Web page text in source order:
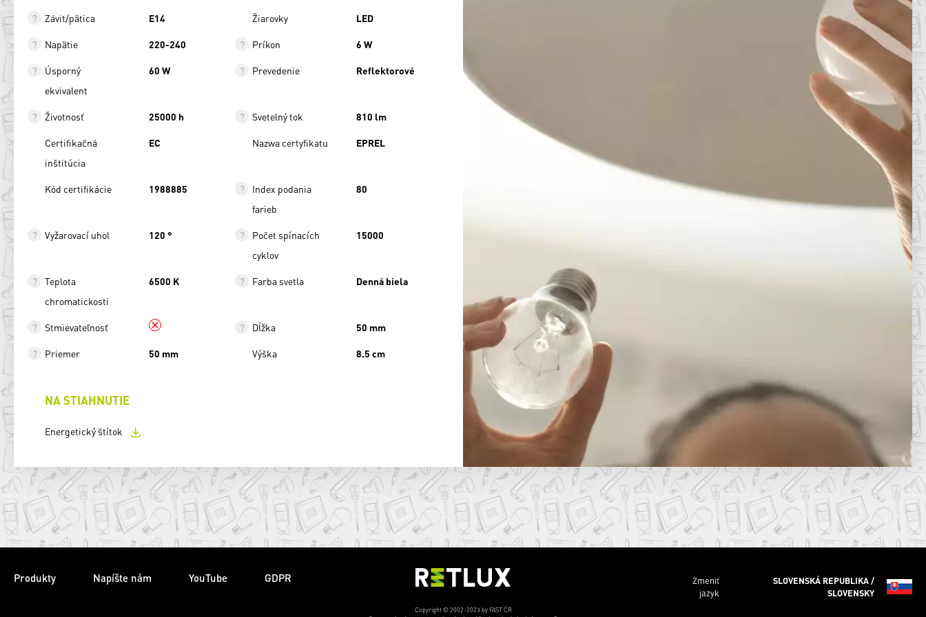
Závit/pätica E14 Žiarovky LED
Napätie 220-240 Príkon 6 W
Úsporný
ekvivalent
60 W Prevedenie Reflektorové
Životnosť 25000 h Svetelný tok 810 lm
Certifikačná
inštitúcia
EC Nazwa certyfikatu EPREL
Kód certifikácie 1988885
Index podania
farieb
80
Vyžarovací uhol 120 °
Počet spínacích
cyklov
15000
Teplota
chromatickosti
6500 K Farba svetla Denná biela
Stmievateľnosť Dĺžka 50 mm
Priemer 50 mm Výška 8.5 cm
NA STIAHNUTIE
Energetický štítok
Produkty Napíšte nám YouTube GDPR
Zmeniť
jazyk
SLOVENSKÁ REPUBLIKA /
SLOVENSKY
Copyright © 2002-2023 by FAST ČR